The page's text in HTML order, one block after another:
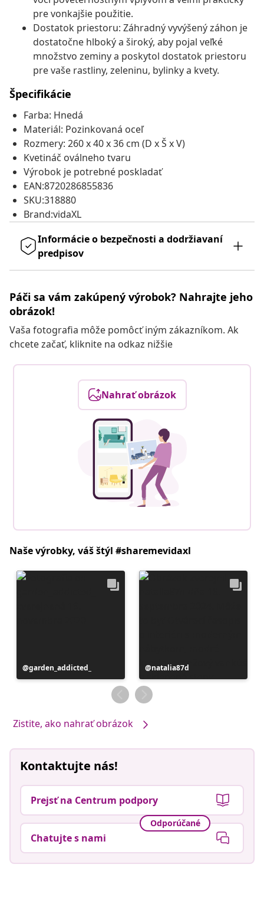
pre vonkajšie použitie.
Dostatok priestoru: Záhradný vyvýšený záhon je
dostatočne hlboký a široký, aby pojal veľké
množstvo zeminy a poskytol dostatok priestoru
pre vaše rastliny, zeleninu, bylinky a kvety.
Špecifikácie
Farba: Hnedá
Materiál: Pozinkovaná oceľ
Rozmery: 260 x 40 x 36 cm (D x Š x V)
Kvetináč oválneho tvaru
Výrobok je potrebné poskladať
EAN:8720286855836
SKU:318880
Brand:vidaXL
Informácie o bezpečnosti a dodržiavaní
predpisov
Páči sa vám zakúpený výrobok? Nahrajte jeho
obrázok!
Vaša fotografia môže pomôcť iným zákazníkom. Ak
chcete začať, kliknite na odkaz nižšie
Nahrať obrázok
Naše výrobky, váš štýl #sharemevidaxl
Príspevok
zverejnil
garden_addicted_
Príspevok
zverejnil
natalia87d
Zistite, ako nahrať obrázok
Kontaktujte nás!
Prejsť na Centrum podpory
Odporúčané
Chatujte s nami